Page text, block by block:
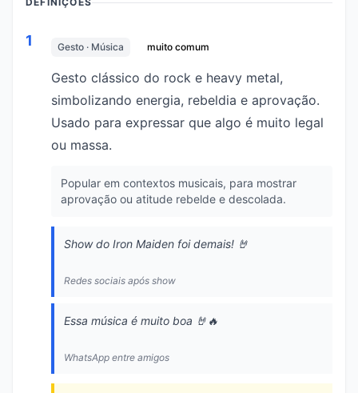
1 Gesto · Música muito comum
Gesto clássico do rock e heavy metal,
simbolizando energia, rebeldia e aprovação.
Usado para expressar que algo é muito legal
ou massa.
Popular em contextos musicais, para mostrar
aprovação ou atitude rebelde e descolada.
Show do Iron Maiden foi demais! 🤘
Redes sociais após show
Essa música é muito boa 🤘🔥
WhatsApp entre amigos